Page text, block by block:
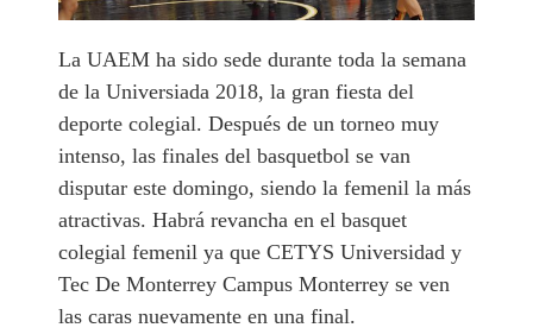
La UAEM ha sido sede durante toda la semana
de la Universiada 2018, la gran fiesta del
deporte colegial. Después de un torneo muy
intenso, las finales del basquetbol se van
disputar este domingo, siendo la femenil la más
atractivas. Habrá revancha en el basquet
colegial femenil ya que CETYS Universidad y
Tec De Monterrey Campus Monterrey se ven
las caras nuevamente en una final.